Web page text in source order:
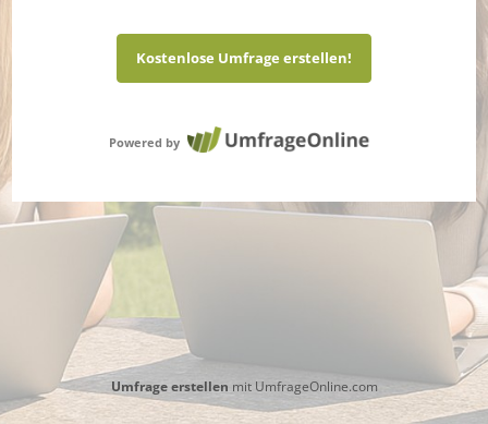
Kostenlose Umfrage erstellen!
Powered by
Umfrage erstellen mit UmfrageOnline.com